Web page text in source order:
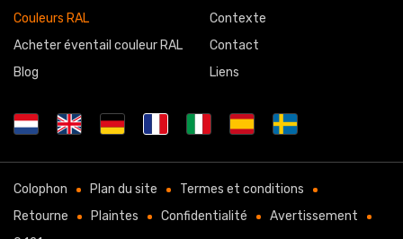
Couleurs RAL
Acheter éventail couleur RAL
Blog
Contexte
Contact
Liens
Colophon Plan du site
Termes et conditions
Retourne
Plaintes Confidentialité
Avertissement